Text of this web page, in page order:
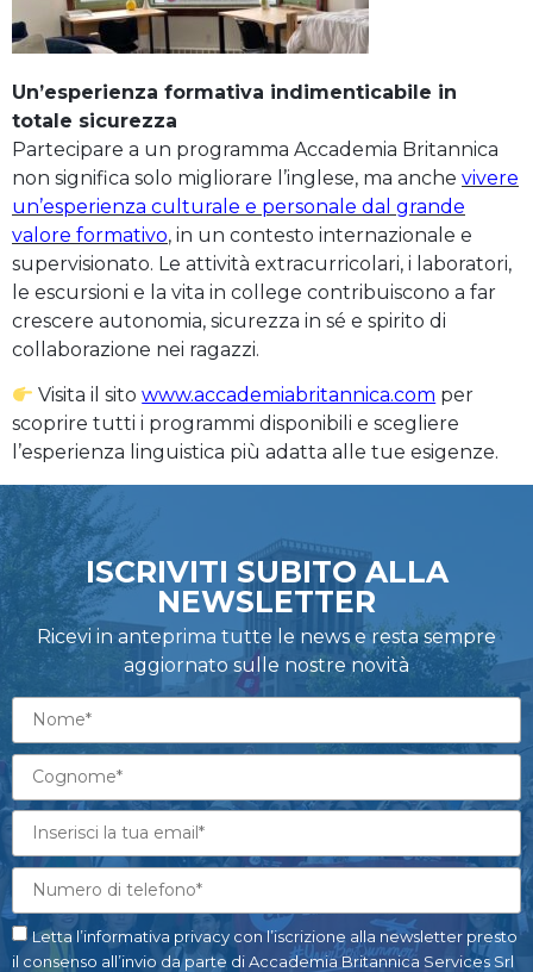
Un’esperienza formativa indimenticabile in
totale sicurezza
Partecipare a un programma Accademia Britannica
non significa solo migliorare l’inglese, ma anche vivere
un’esperienza culturale e personale dal grande
valore formativo, in un contesto internazionale e
supervisionato. Le attività extracurricolari, i laboratori,
le escursioni e la vita in college contribuiscono a far
crescere autonomia, sicurezza in sé e spirito di
collaborazione nei ragazzi.
Visita il sitowww.accademiabritannica.com per
scoprire tutti i programmi disponibili e scegliere
l’esperienza linguistica più adatta alle tue esigenze.
ISCRIVITI SUBITO ALLA
NEWSLETTER
Ricevi in anteprima tutte le news e resta sempre
aggiornato sulle nostre novità
Letta l’informativa privacy con l’iscrizione alla newsletter presto
il consenso all’invio da parte di Accademia Britannica Services Srl